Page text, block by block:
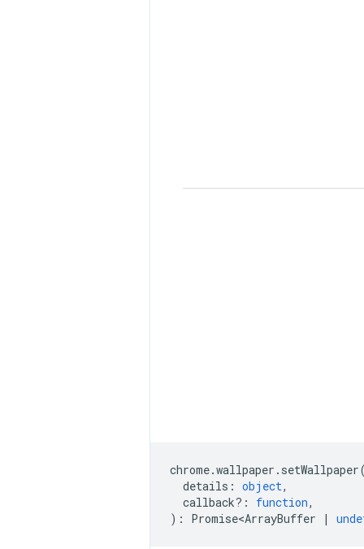
chrome.wallpaper . setWallpaper
details : object,
callback? : function,
) : Promise<ArrayBuffer |